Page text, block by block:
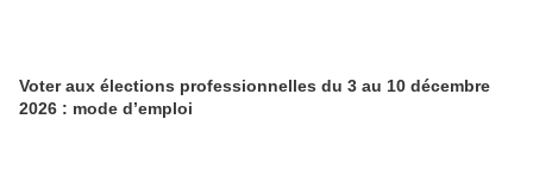
Voter aux élections professionnelles du 3 au 10 décembre
2026 : mode d’emploi